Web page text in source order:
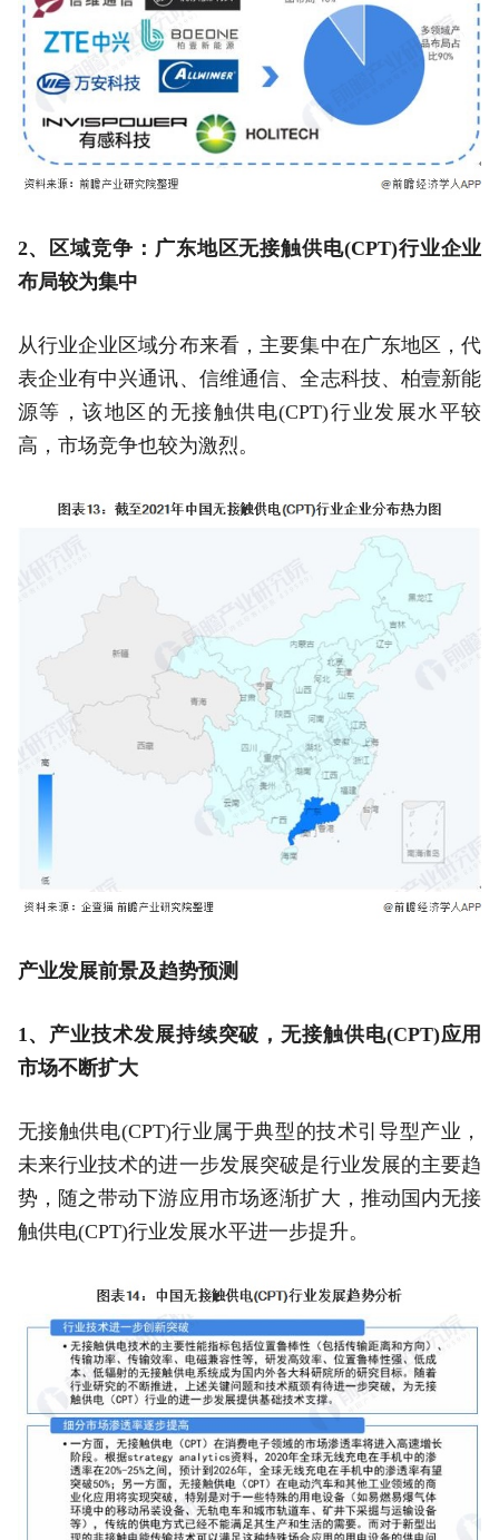
2、区域竞争：广东地区无接触供电(CPT)行业企业
布局较为集中
从行业企业区域分布来看，主要集中在广东地区，代
表企业有中兴通讯、信维通信、全志科技、柏壹新能
源等，该地区的无接触供电(CPT)行业发展水平较
高，市场竞争也较为激烈。
产业发展前景及趋势预测
1、产业技术发展持续突破，无接触供电(CPT)应用
市场不断扩大
无接触供电(CPT)行业属于典型的技术引导型产业，
未来行业技术的进一步发展突破是行业发展的主要趋
势，随之带动下游应用市场逐渐扩大，推动国内无接
触供电(CPT)行业发展水平进一步提升。